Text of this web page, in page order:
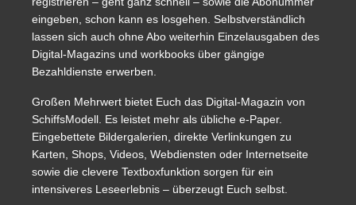
eingeben, schon kann es losgehen. Selbstverständlich
lassen sich auch ohne Abo weiterhin Einzelausgaben des
Digital-Magazins und workbooks über gängige
Bezahldienste erwerben.
Großen Mehrwert bietet Euch das Digital-Magazin von
SchiffsModell. Es leistet mehr als übliche e-Paper.
Eingebettete Bildergalerien, direkte Verlinkungen zu
Karten, Shops, Videos, Webdiensten oder Internetseite
sowie die clevere Textboxfunktion sorgen für ein
intensiveres Leseerlebnis – überzeugt Euch selbst.